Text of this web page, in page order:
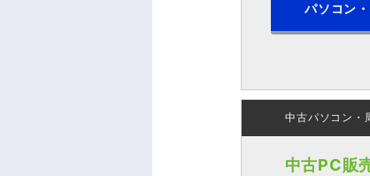
パソコン
中古パソコン・
中古PC販